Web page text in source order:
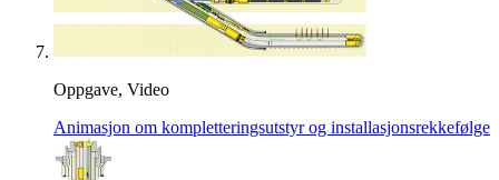
Oppgave, Video
Animasjon om kompletteringsutstyr og installasjonsrekkefølge